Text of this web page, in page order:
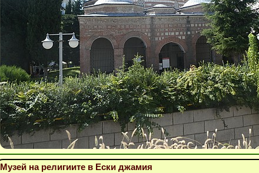
Музей на религиите в Ески джамия